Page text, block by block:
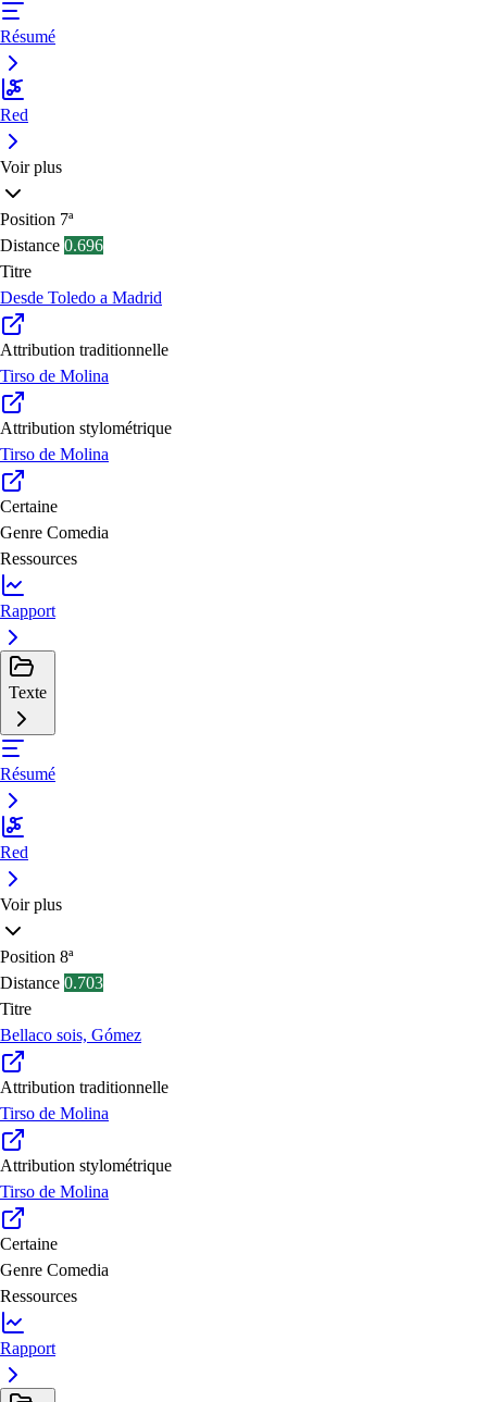
Résumé
Red
Voir plus
Position 7ª
Distance 0.696
Titre
Desde Toledo a Madrid
Attribution traditionnelle
Tirso de Molina
Attribution stylométrique
Tirso de Molina
Certaine
Genre Comedia
Ressources
Rapport
Texte
Résumé
Red
Voir plus
Position 8ª
Distance 0.703
Titre
Bellaco sois, Gómez
Attribution traditionnelle
Tirso de Molina
Attribution stylométrique
Tirso de Molina
Certaine
Genre Comedia
Ressources
Rapport